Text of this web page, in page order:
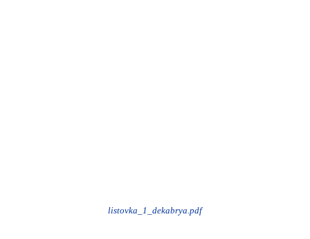
listovka_1_dekabrya.pdf